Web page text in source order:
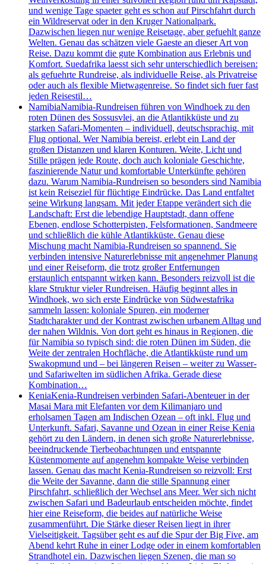
und wenige Tage spaeter geht es schon auf Pirschfahrt durch
ein Wildreservat oder in den Kruger Nationalpark.
Dazwischen liegen nur wenige Reisetage, aber gefuehlt ganze
Welten. Genau das schätzen viele Gaeste an dieser Art von
Reise. Dazu kommt die gute Kombination aus Erlebnis und
Komfort. Suedafrika laesst sich sehr unterschiedlich bereisen:
als gefuehrte Rundreise, als individuelle Reise, als Privatreise
oder auch als flexible Mietwagenreise. So findet sich fuer fast
jeden Reisestil…
NamibiaNamibia-Rundreisen führen von Windhoek zu den
roten Dünen des Sossusvlei, an die Atlantikküste und zu
starken Safari-Momenten – individuell, deutschsprachig, mit
Flug optional. Wer Namibia bereist, erlebt ein Land der
großen Distanzen und klaren Konturen. Weite, Licht und
Stille prägen jede Route, doch auch koloniale Geschichte,
faszinierende Natur und komfortable Unterkünfte gehören
dazu. Warum Namibia-Rundreisen so besonders sind Namibia
ist kein Reiseziel für flüchtige Eindrücke. Das Land entfaltet
seine Wirkung langsam. Mit jeder Etappe verändert sich die
Landschaft: Erst die lebendige Hauptstadt, dann offene
Ebenen, endlose Schotterpisten, Felsformationen, Sandmeere
und schließlich die kühle Atlantikküste. Genau diese
Mischung macht Namibia-Rundreisen so spannend. Sie
verbinden intensive Naturerlebnisse mit angenehmer Planung
und einer Reiseform, die trotz großer Entfernungen
erstaunlich entspannt wirken kann. Besonders reizvoll ist die
klare Struktur vieler Rundreisen. Häufig beginnt alles in
Windhoek, wo sich erste Eindrücke von Südwestafrika
sammeln lassen: koloniale Spuren, ein moderner
Stadtcharakter und der Kontrast zwischen urbanem Alltag und
der nahen Wildnis. Von dort geht es hinaus in Regionen, die
für Namibia so typisch sind: die roten Dünen im Süden, die
Weite der zentralen Hochfläche, die Atlantikküste rund um
Swakopmund und – bei längeren Reisen – weiter zu Wasser-
und Safariwelten im südlichen Afrika. Gerade diese
Kombination…
KeniaKenia-Rundreisen verbinden Safari-Abenteuer in der
Masai Mara mit Elefanten vor dem Kilimanjaro und
erholsamen Tagen am Indischen Ozean – oft inkl. Flug und
Unterkunft. Safari, Savanne und Ozean in einer Reise Kenia
gehört zu den Ländern, in denen sich große Naturerlebnisse,
beeindruckende Tierbeobachtungen und entspannte
Küstenmomente auf angenehm kompakte Weise verbinden
lassen. Genau das macht Kenia-Rundreisen so reizvoll: Erst
die Weite der Savanne, dann die stille Spannung einer
Pirschfahrt, schließlich der Wechsel ans Meer. Wer sich nicht
zwischen Safari und Badeurlaub entscheiden möchte, findet
hier eine Reiseform, die beides auf natürliche Weise
zusammenführt. Die Stärke dieser Reisen liegt in ihrer
Vielseitigkeit. Tagsüber geht es auf die Spur der Big Five, am
Abend kehrt Ruhe in einer Lodge oder in einem komfortablen
Strandhotel ein. Dazwischen liegen Szenen, die man so